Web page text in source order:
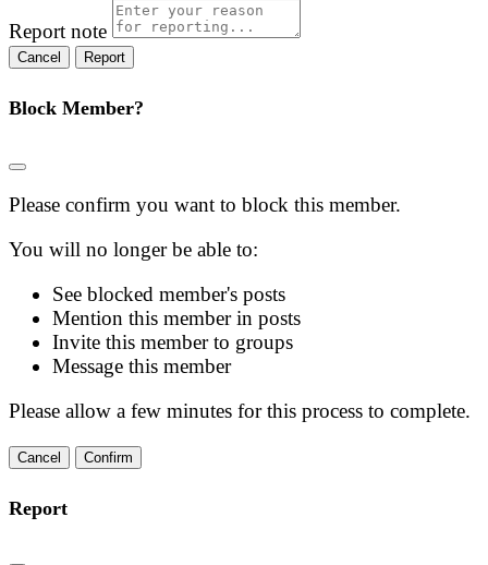
Report note
Report
Block Member?
Please confirm you want to block this member.
You will no longer be able to:
See blocked member's posts
Mention this member in posts
Invite this member to groups
Message this member
Please allow a few minutes for this process to complete.
Confirm
Report